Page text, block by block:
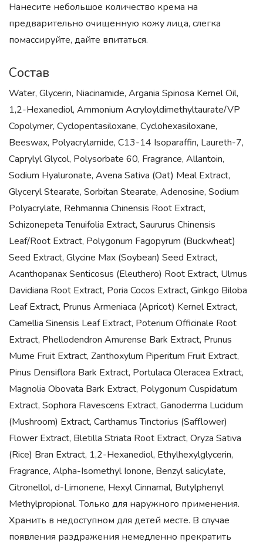
Нанесите небольшое количество крема на
предварительно очищенную кожу лица, слегка
помассируйте, дайте впитаться.
Состав
Water, Glycerin, Niacinamide, Argania Spinosa Kernel Oil,
1,2-Hexanediol, Ammonium Acryloyldimethyltaurate/VP
Copolymer, Cyclopentasiloxane, Cyclohexasiloxane,
Beeswax, Polyacrylamide, C13-14 Isoparaffin, Laureth-7,
Caprylyl Glycol, Polysorbate 60, Fragrance, Allantoin,
Sodium Hyaluronate, Avena Sativa (Oat) Meal Extract,
Glyceryl Stearate, Sorbitan Stearate, Adenosine, Sodium
Polyacrylate, Rehmannia Chinensis Root Extract,
Schizonepeta Tenuifolia Extract, Saururus Chinensis
Leaf/Root Extract, Polygonum Fagopyrum (Buckwheat)
Seed Extract, Glycine Max (Soybean) Seed Extract,
Acanthopanax Senticosus (Eleuthero) Root Extract, Ulmus
Davidiana Root Extract, Poria Cocos Extract, Ginkgo Biloba
Leaf Extract, Prunus Armeniaca (Apricot) Kernel Extract,
Camellia Sinensis Leaf Extract, Poterium Officinale Root
Extract, Phellodendron Amurense Bark Extract, Prunus
Mume Fruit Extract, Zanthoxylum Piperitum Fruit Extract,
Pinus Densiflora Bark Extract, Portulaca Oleracea Extract,
Magnolia Obovata Bark Extract, Polygonum Cuspidatum
Extract, Sophora Flavescens Extract, Ganoderma Lucidum
(Mushroom) Extract, Carthamus Tinctorius (Safflower)
Flower Extract, Bletilla Striata Root Extract, Oryza Sativa
(Rice) Bran Extract, 1,2-Hexanediol, Ethylhexylglycerin,
Fragrance, Alpha-Isomethyl Ionone, Benzyl salicylate,
Citronellol, d-Limonene, Hexyl Cinnamal, Butylphenyl
Methylpropional. Только для наружного применения.
Хранить в недоступном для детей месте. В случае
появления раздражения немедленно прекратить